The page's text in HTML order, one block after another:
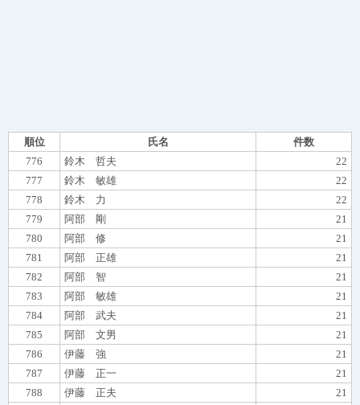
順位 氏名
件数
776
鈴木 哲夫
22
777
鈴木 敏雄
22
778
鈴木 力
22
779
阿部 剛
21
780
阿部 修
21
781
阿部 正雄
21
782
阿部 智
21
783
阿部 敏雄
21
784
阿部 武夫
21
785
阿部 文男
21
786
伊藤 強
21
787
伊藤 正一
21
788
伊藤 正夫
21